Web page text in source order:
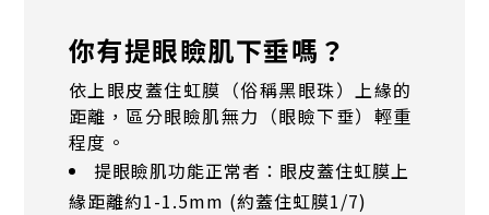
你有提眼瞼肌下垂嗎？
依上眼皮蓋住虹膜（俗稱黑眼珠）上緣的
距離，區分眼瞼肌無力（眼瞼下垂）輕重
程度。
提眼瞼肌功能正常者：眼皮蓋住虹膜上
緣距離約1-1.5mm (約蓋住虹膜1/7)